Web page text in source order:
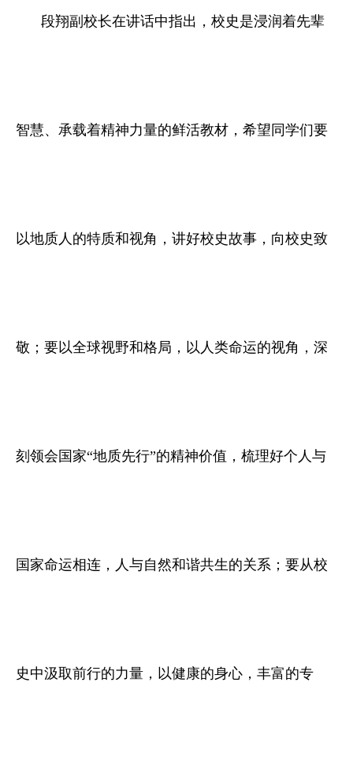
段翔副校长在讲话中指出，校史是浸润着先辈
智慧、承载着精神力量的鲜活教材，希望同学们要
以地质人的特质和视角，讲好校史故事，向校史致
敬；要以全球视野和格局，以人类命运的视角，深
刻领会国家“地质先行”的精神价值，梳理好个人与
国家命运相连，人与自然和谐共生的关系；要从校
史中汲取前行的力量，以健康的身心，丰富的专